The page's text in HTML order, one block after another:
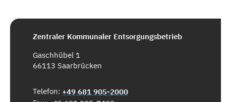
Zentraler Kommunaler Entsorgungsbetrieb
Gaschhübel 1
66113 Saarbrücken
Telefon: +49 681 905-2000